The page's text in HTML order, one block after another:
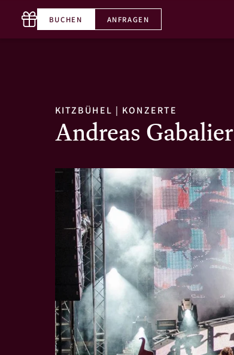
BUCHEN ANFRAGEN
DE T. +43 5356 65660-0
KITZBÜHEL | KONZERTE
Andreas Gabalier